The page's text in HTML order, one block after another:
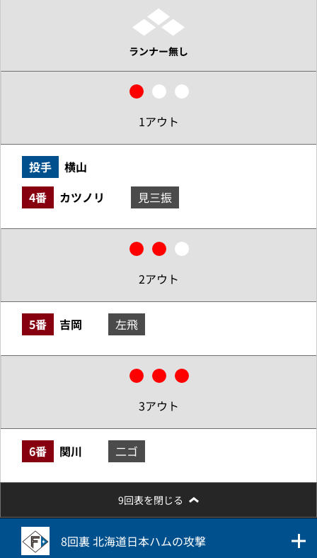
ランナー無し
1アウト
投手
横山
4番
カツノリ 見三振
2アウト
5番 吉岡 左飛
3アウト
6番 関川 二ゴ
9回表を閉じる
8回裏 北海道日本ハムの攻撃